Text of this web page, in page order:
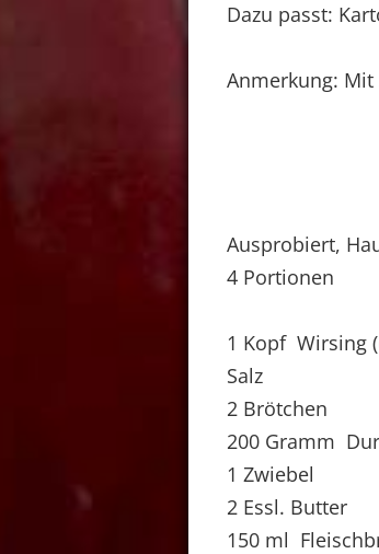
Dazu passt:
Anmerkung:
Ausprobiert,
4 Portionen
1 Kopf Wirsing
Salz
2 Brötchen
200 Gramm
1 Zwiebel
2 Essl. Butter
150 ml